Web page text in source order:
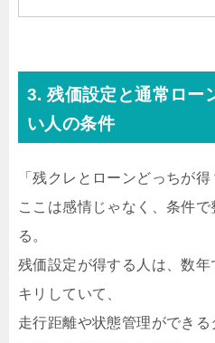
3. 残価設定と通常ロー
い人の条件
「残クレとローンどっちが
ここは感情じゃなく、条件
る。
残価設定が得する人は、数
キリしていて、
走行距離や状態管理ができ